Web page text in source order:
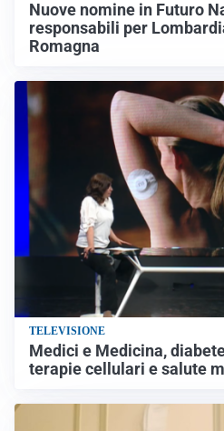
Nuove nomine in Futuro
responsabili per
Romagna
TELEVISIONE
Medici e Medicina,
terapie cellulari e salute